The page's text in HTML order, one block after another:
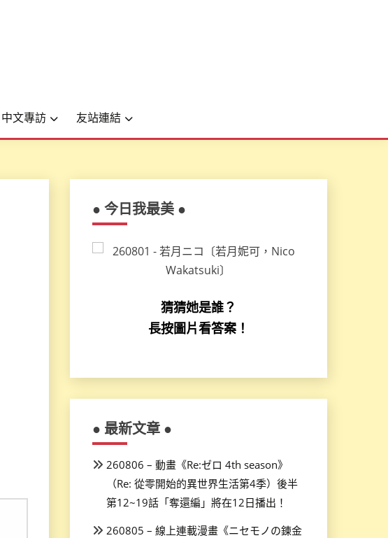
中文專訪 友站連結
● 今日我最美 ●
猜猜她是誰？
長按圖片看答案！
● 最新文章 ●
260806 – 動畫《Re:ゼロ 4th season》
（Re: 從零開始的異世界生活第4季）後半
第12~19話「奪還編」將在12日播出！
260805 – 線上連載漫畫《ニセモノの錬金